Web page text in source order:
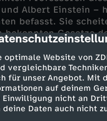
description
optimale Website von
vergleichbare
für unser Angebot. Mit
auf deinem
Einwilligung nicht an
deine Daten auch nicht
und Albert Einstein –
befasst. Sie
bekannten Gesetze
Werner
der atomaren Welt
mal wie eine
in dem sie
unsere
Mathematik